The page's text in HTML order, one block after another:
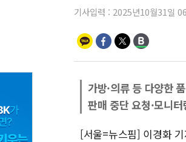
기사입력 : 2025년10월31일
가방·의류 등 다양한
판매 중단 요청·모니
[서울=뉴스핌] 이경화